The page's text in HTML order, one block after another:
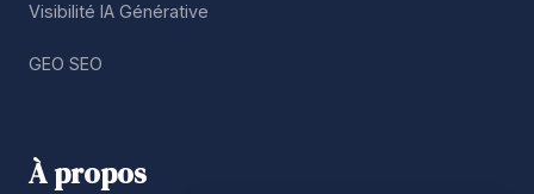
Visibilité IA Générative
GEO SEO
À propos